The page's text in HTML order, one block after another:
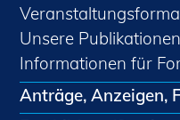
Unsere Publikationen
Informationen für
Anträge, Anzeigen,